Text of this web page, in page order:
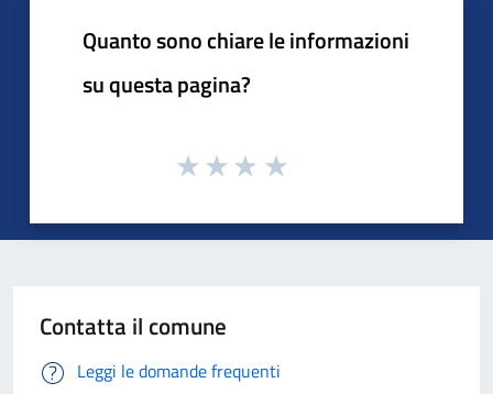
Quanto sono chiare le informazioni
su questa pagina?
Contatta il comune
Leggi le domande frequenti